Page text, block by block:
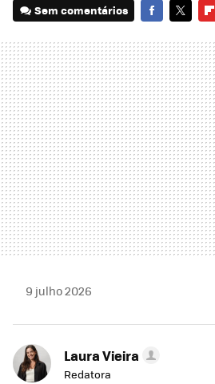
Sem comentários
9 julho 2026
Laura Vieira
Redatora